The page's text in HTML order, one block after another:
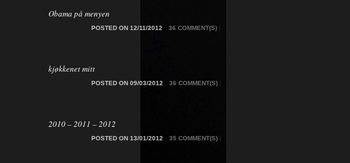
Obama på menyen
36 COMMENT(S)
POSTED ON 12/11/2012
kjøkkenet mitt
36 COMMENT(S) |
POSTED ON 09/03/2012
2010 – 2011 – 2012
35 COMMENT(S) |
POSTED ON 13/01/2012